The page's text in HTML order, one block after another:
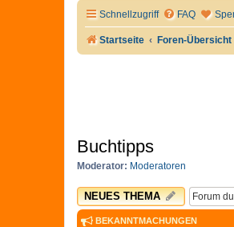
Schnellzugriff FAQ
Startseite Foren-Übersicht
Buchtipps
Moderator: Moderatoren
NEUES THEMA
BEKANNTMACHUNGEN